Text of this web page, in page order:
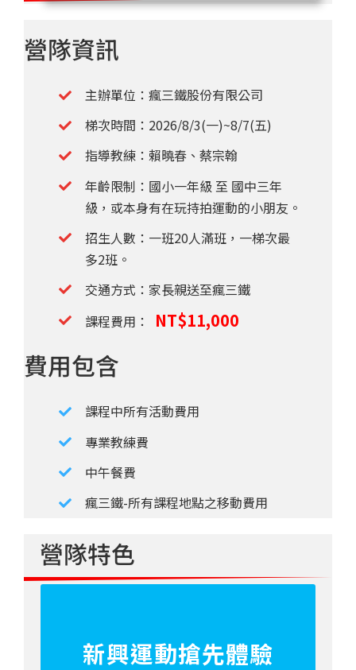
營隊資訊
主辦單位：瘋三鐵股份有限公司
梯次時間：2026/8/3(一)~8/7(五)
指導教練：賴曉春、蔡宗翰
年齡限制：國小一年級 至 國中三年
級，或本身有在玩持拍運動的小朋友。
招生人數：一班20人滿班，一梯次最
多2班。
交通方式：家長親送至瘋三鐵
課程費用：
NT$11,000
費用包含
課程中所有活動費用
專業教練費
中午餐費
瘋三鐵-所有課程地點之移動費用
營隊特色
新興運動搶先體驗